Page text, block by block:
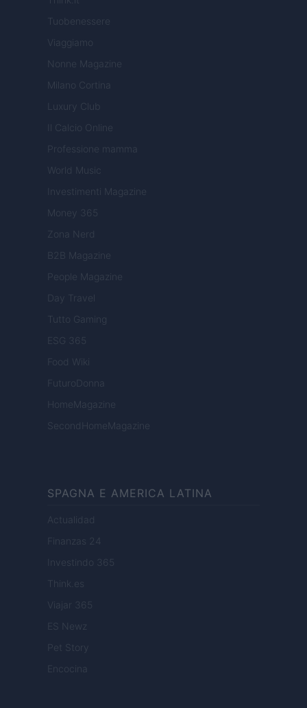
Tuobenessere
Viaggiamo
Nonne Magazine
Milano Cortina
Luxury Club
Il Calcio Online
Professione mamma
World Music
Investimenti Magazine
Money 365
Zona Nerd
B2B Magazine
People Magazine
Day Travel
Tutto Gaming
ESG 365
Food Wiki
FuturoDonna
HomeMagazine
SecondHomeMagazine
SPAGNA E AMERICA LATINA
Actualidad
Finanzas 24
Investindo 365
Think.es
Viajar 365
ES Newz
Pet Story
Encocina